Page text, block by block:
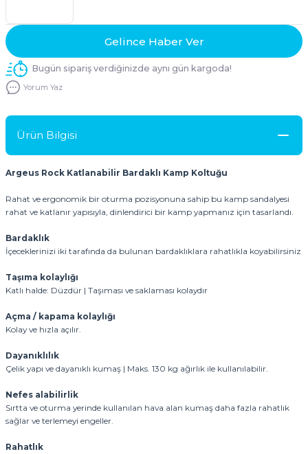
Gelince Haber Ver
Bugün sipariş verdiğinizde aynı gün kargoda!
Yorum Yaz
Ürün Bilgisi
Argeus Rock Katlanabilir Bardaklı Kamp Koltuğu
Rahat ve ergonomik bir oturma pozisyonuna sahip bu kamp sandalyesi
rahat ve katlanır yapısıyla, dinlendirici bir kamp yapmanız için tasarlandı.
Bardaklık
İçeceklerinizi iki tarafında da bulunan bardaklıklara rahatlıkla koyabilirsiniz
Taşıma kolaylığı
Katlı halde: Düzdür | Taşıması ve saklaması kolaydır
Açma / kapama kolaylığı
Kolay ve hızla açılır.
Dayanıklılık
Çelik yapı ve dayanıklı kumaş | Maks. 130 kg ağırlık ile kullanılabilir.
Nefes alabilirlik
Sırtta ve oturma yerinde kullanılan hava alan kumaş daha fazla rahatlık
sağlar ve terlemeyi engeller.
Rahatlık